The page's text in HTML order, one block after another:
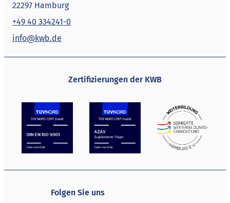
22297 Hamburg
+49 40 334241-0
info@kwb.de
Zertifizierungen der KWB
Folgen Sie uns